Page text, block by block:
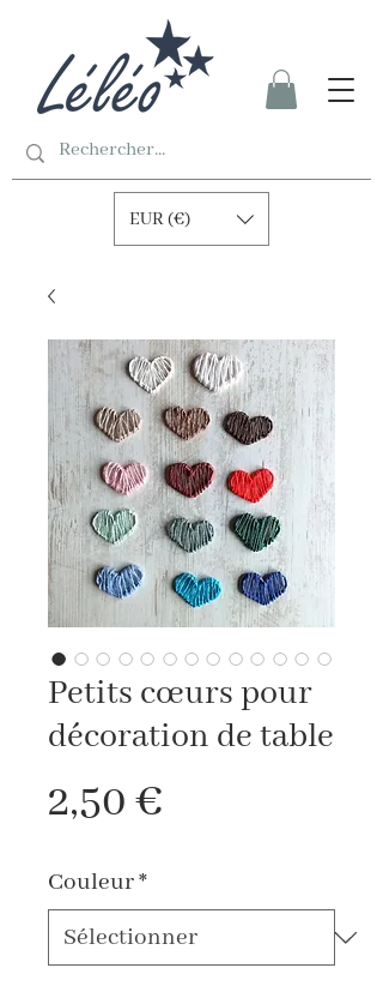
EUR (€)
Petits cœurs pour
décoration de table
2,50 €
Couleur*